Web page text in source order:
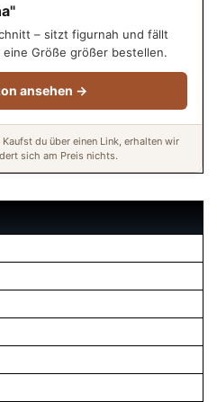
– sitzt figurnah und fällt
Größe größer bestellen.
ansehen →
du über einen Link, erhalten wir
sich am Preis nichts.